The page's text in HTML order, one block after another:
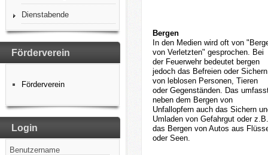
Dienstabende
Förderverein
Förderverein
Login
Benutzername
Bergen
In den Medien wird oft von
von Verletzten" gesprochen. Bei
der Feuerwehr bedeutet bergen
jedoch das Befreien oder Sichern
von leblosen Personen, Tieren
oder Gegenständen. Das
neben dem Bergen von
Unfallopfern auch das Sichern
Umladen von Gefahrgut oder z.B.
das Bergen von Autos aus
oder Seen.